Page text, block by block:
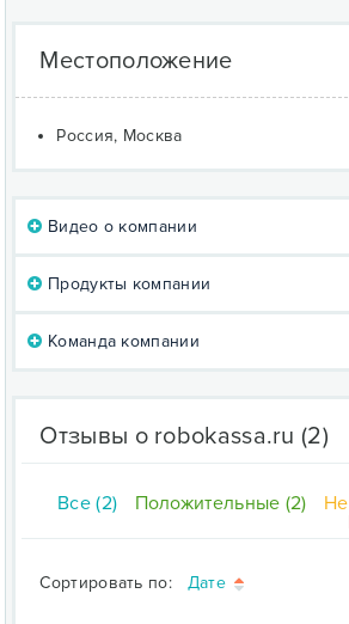
Местоположение
Россия, Москва
Видео о компании
Продукты компании
Команда компании
Отзывы о robokassa.ru (2)
Все (2) Положительные (2)
Сортировать по: Дате